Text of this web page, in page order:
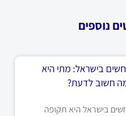
נוספים
בישראל: מתי היא
חשוב לדעת?
בישראל היא תקופה